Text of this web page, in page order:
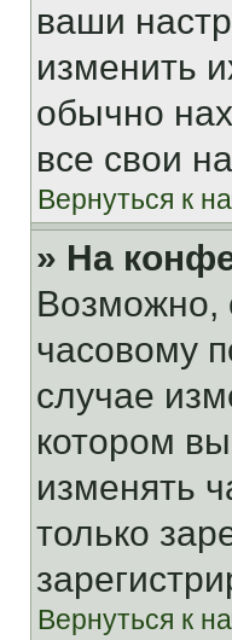
ваши
изменить
обычно
все свои
Вернуться к
» На
Возможно,
часовому
случае
котором
изменять
только
Вернуться к